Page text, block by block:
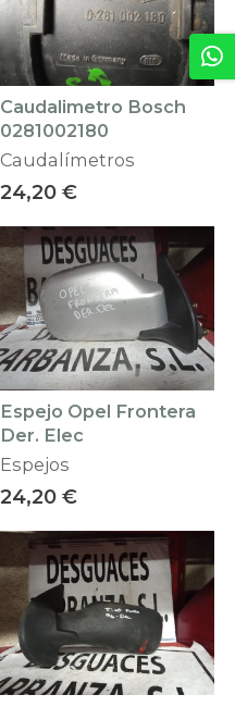
Caudalimetro Bosch
0281002180
Caudalímetros
24,20 €
Espejo Opel Frontera
Der. Elec
Espejos
24,20 €